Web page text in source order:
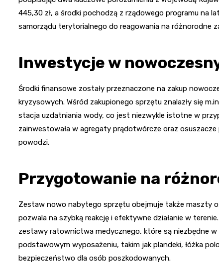
445,30 zł, a środki pochodzą z rządowego programu na
samorządu terytorialnego do reagowania na różnorodne
Inwestycje w
Środki finansowe zostały przeznaczone na zakup
kryzysowych. Wśród zakupionego sprzętu znalazły się
stacja uzdatniania wody, co jest niezwykle istotne w
zainwestowała w agregaty prądotwórcze oraz
powodzi.
Przygotowanie na
Zestaw nowo nabytego sprzętu obejmuje także maszty
pozwala na szybką reakcję i efektywne działanie w
zestawy ratownictwa medycznego, które są niezbędne w
podstawowym wyposażeniu, takim jak plandeki, łóżka
bezpieczeństwo dla osób poszkodowanych.